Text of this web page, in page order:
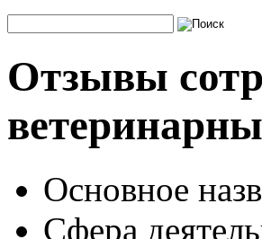
Отзывы
Основное
Сфера